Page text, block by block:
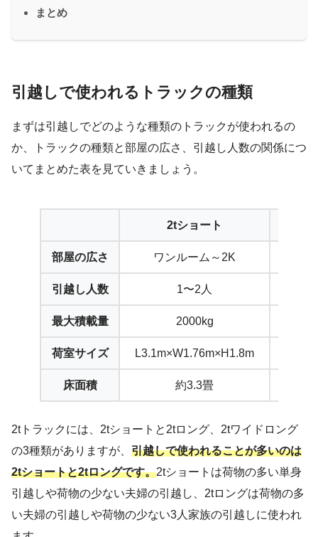
まとめ
引越しで使われるトラックの種類
まずは引越しでどのような種類のトラックが使われるの
か、トラックの種類と部屋の広さ、引越し人数の関係につ
いてまとめた表を見ていきましょう。
2tショート
部屋の広さ ワンルーム～2K
引越し人数 1〜2人
最大積載量 2000kg
荷室サイズ L3.1m×W1.76m×H1.8m
床面積 約3.3畳
2tトラックには、2tショートと2tロング、2tワイドロング
の3種類がありますが、 引越しで使われることが多いのは
2tショートと2tロングです。2tショートは荷物の多い単身
引越しや荷物の少ない夫婦の引越し、2tロングは荷物の多
い夫婦の引越しや荷物の少ない3人家族の引越しに使われ